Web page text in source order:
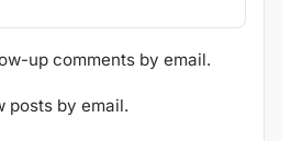
up comments by email.
posts by email.